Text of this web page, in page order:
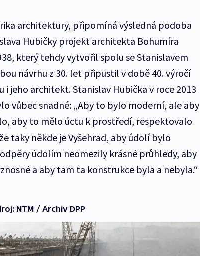
architektury, připomíná výsledná podoba
Hubičky projekt architekta Bohumíra
který tehdy vytvořil spolu se Stanislavem
návrhu z 30. let připustil v době 40. výročí
i jeho architekt. Stanislav Hubička v roce 2013
vůbec snadné: „Aby to bylo moderní, ale aby
aby to mělo úctu k prostředí, respektovalo
taky někde je Vyšehrad, aby údolí bylo
údolím neomezily krásné průhledy, aby
a aby tam ta konstrukce byla a nebyla.“
NTM / Archiv DPP